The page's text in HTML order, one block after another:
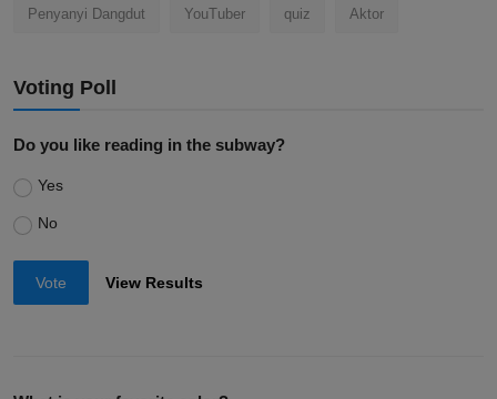
Penyanyi Dangdut YouTuber quiz Aktor
Voting Poll
Do you like reading in the subway?
Yes
No
Vote View Results